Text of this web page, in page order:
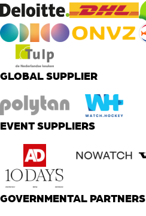
GLOBAL SUPPLIER
EVENT SUPPLIERS
GOVERNMENTAL PARTNERS